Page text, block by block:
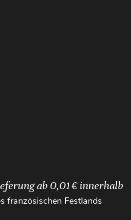
ab 0,01 € innerhalb
französischen Festlands